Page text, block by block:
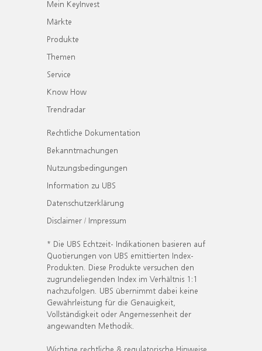
Mein KeyInvest
Märkte
Produkte
Themen
Service
Know How
Trendradar
Rechtliche Dokumentation
Bekanntmachungen
Nutzungsbedingungen
Information zu UBS
Datenschutzerklärung
Disclaimer / Impressum
* Die UBS Echtzeit- Indikationen basieren auf
Quotierungen von UBS emittierten Index-
Produkten. Diese Produkte versuchen den
zugrundeliegenden Index im Verhältnis 1:1
nachzufolgen. UBS übernimmt dabei keine
Gewährleistung für die Genauigkeit,
Vollständigkeit oder Angemessenheit der
angewandten Methodik.